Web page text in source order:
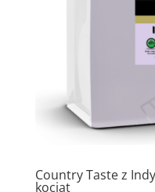
Country Taste z
kociąt